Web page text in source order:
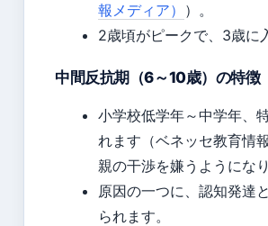
報メディア） ）。
2歳頃がピークで、3歳に
中間反抗期（6～10歳）の特徴
小学校低学年～中学年、
れます（ベネッセ教育情
親の干渉を嫌うようになり
原因の一つに、認知発達
られます。